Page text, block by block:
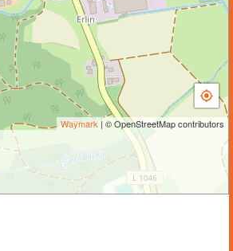
Waymark| © OpenStreetMap contributors